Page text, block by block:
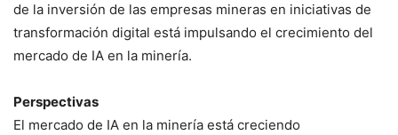
de la inversión de las empresas mineras en iniciativas de
transformación digital está impulsando el crecimiento del
mercado de IA en la minería.
Perspectivas
El mercado de IA en la minería está creciendo